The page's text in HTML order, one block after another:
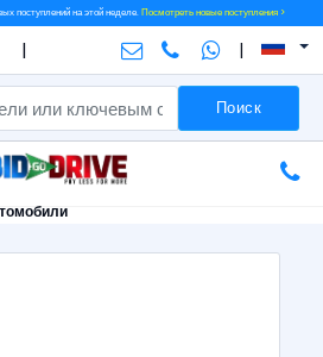
поступлений на этой неделе.Посмотреть новые поступления >
| |
Поиск